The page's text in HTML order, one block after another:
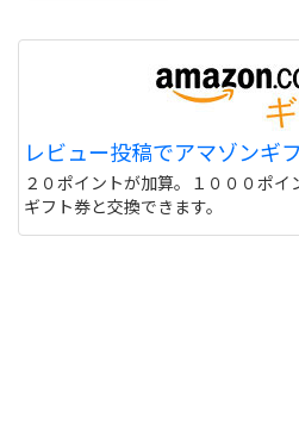
レビュー投稿でアマゾンギ
２０ポイントが加算。１０００ポ
ギフト券と交換できます。